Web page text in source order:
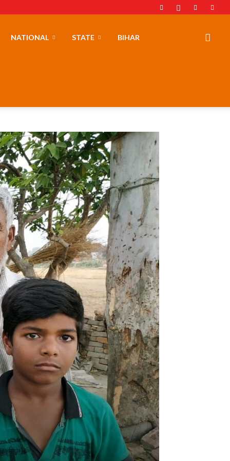
NATIONAL STATE BIHAR